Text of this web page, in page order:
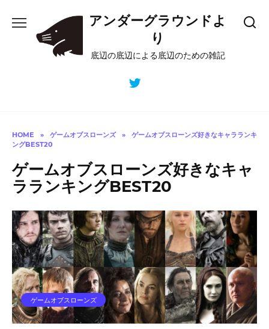
content
アンダーグラウンドよ
り
底辺の底辺による底辺のための雑記
HOME » ゲームオブスローンズ »
ゲームオブスローンズ好きなキャラランキ
ングBEST20
ゲームオブスローンズ好きなキャ
ラランキングBEST20
ゲームオブスローンズ